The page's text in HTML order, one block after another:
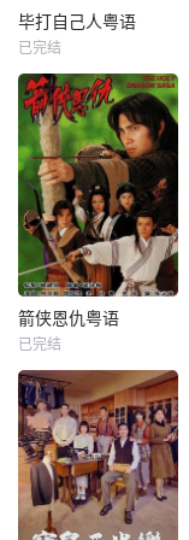
毕打自己人粤语
已完结
箭侠恩仇粤语
已完结